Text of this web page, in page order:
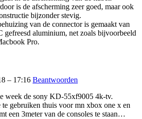
is de afscherming zeer goed, maar ook
bijzonder stevig.
van de connector is gemaakt van
gefreesd aluminium, net zoals bijvoorbeeld
Pro.
– 17:16 Beantwoorden
week de sony KD-55xf9005 4k-tv.
te gebruiken thuis voor mn xbox one x en
een 3meter van de consoles te staan…